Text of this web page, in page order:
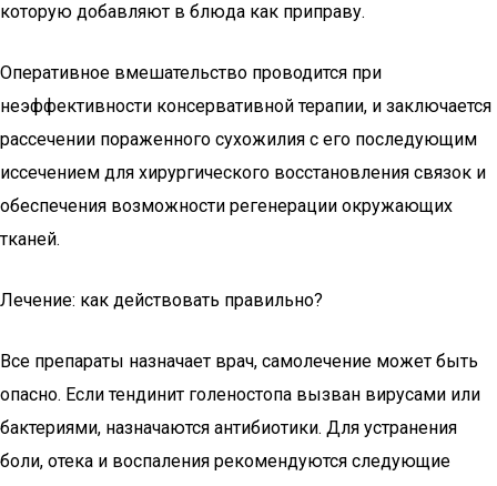
которую добавляют в блюда как приправу.
Оперативное вмешательство проводится при
неэффективности консервативной терапии, и заключается
рассечении пораженного сухожилия с его последующим
иссечением для хирургического восстановления связок и
обеспечения возможности регенерации окружающих
тканей.
Лечение: как действовать правильно?
Все препараты назначает врач, самолечение может быть
опасно. Если тендинит голеностопа вызван вирусами или
бактериями, назначаются антибиотики. Для устранения
боли, отека и воспаления рекомендуются следующие